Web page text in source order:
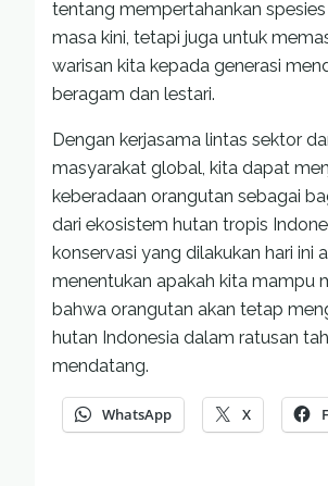
tentang mempertahankan
masa kini, tetapi juga untuk
warisan kita kepada generasi
beragam dan lestari.
Dengan kerjasama lintas sektor
masyarakat global, kita dapat
keberadaan orangutan sebagai
dari ekosistem hutan tropis
konservasi yang dilakukan hari ini
menentukan apakah kita mampu
bahwa orangutan akan tetap
hutan Indonesia dalam ratusan
mendatang.
WhatsApp X